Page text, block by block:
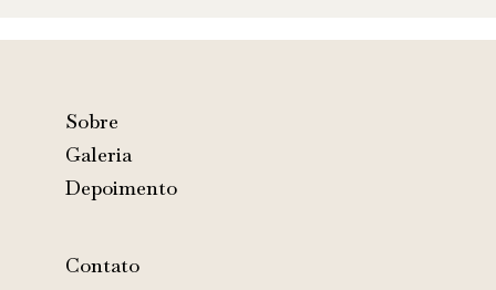
Sobre
Galeria
Depoimento
Contato